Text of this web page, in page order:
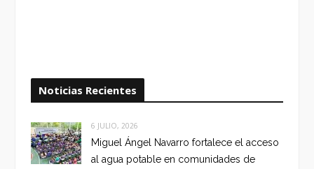
Noticias Recientes
6 JULIO, 2026
Miguel Ángel Navarro fortalece el acceso
al agua potable en comunidades de